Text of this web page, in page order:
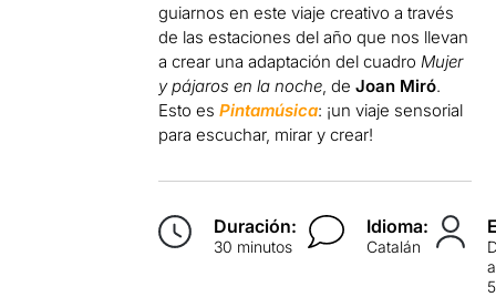
guiarnos en este viaje creativo a través
de las estaciones del año que nos llevan
a crear una adaptación del cuadro Mujer
y pájaros en la noche , deJoan Miró.
Esto esPintamúsica: ¡un viaje sensorial
para escuchar, mirar y crear!
Duración:
30 minutos
Idioma:
Catalán